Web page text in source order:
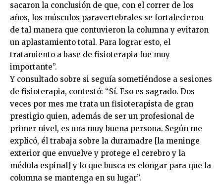
sacaron la conclusión de que, con el correr de los
años, los músculos paravertebrales se fortalecieron
de tal manera que contuvieron la columna y evitaron
un aplastamiento total. Para lograr esto, el
tratamiento a base de fisioterapia fue muy
importante”.
Y consultado sobre si seguía sometiéndose a sesiones
de fisioterapia, contestó: “Sí. Eso es sagrado. Dos
veces por mes me trata un fisioterapista de gran
prestigio quien, además de ser un profesional de
primer nivel, es una muy buena persona. Según me
explicó, él trabaja sobre la duramadre [la meninge
exterior que envuelve y protege el cerebro y la
médula espinal] y lo que busca es elongar para que la
columna se mantenga en su lugar”.